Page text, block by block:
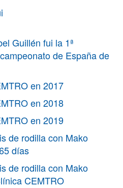
Guillén fui la 1ª
de España de
en 2017
en 2018
en 2019
de rodilla con Mako
días
de rodilla con Mako
CEMTRO